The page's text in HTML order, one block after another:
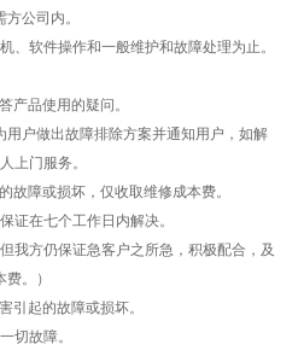
公司内。
、软件操作和一般维护和故障处理为止。
产品使用的疑问。
用户做出故障排除方案并通知用户，如解
上门服务。
故障或损坏，仅收取维修成本费。
证在七个工作日内解决。
我方仍保证急客户之所急，积极配合，及
。）
引起的故障或损坏。
切故障。